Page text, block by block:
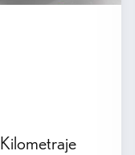
Kilometraje